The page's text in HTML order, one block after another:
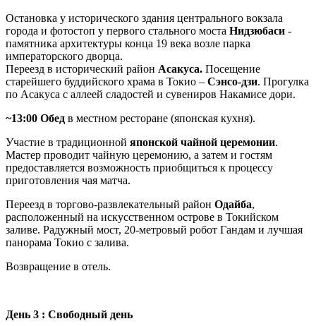
Остановка у исторического здания центрального вокзала
города и фотостоп у первого стального моста Нидзюбаси -
памятника архитектуры конца 19 века возле парка
императорского дворца.
Переезд в исторический район Асакуса. Посещение
старейшего буддийского храма в Токио – Сэнсо-дзи. Прогулка
по Асакуса с аллеей сладостей и сувениров Накамисе дори.
~13:00 Обед в местном ресторане (японская кухня).
Участие в традиционной японской чайной церемонии.
Мастер проводит чайную церемонию, а затем и гостям
предоставляется возможность приобщиться к процессу
приготовления чая матча.
Переезд в торгово-развлекательный район Одайба,
расположенный на искусственном острове в Токийском
заливе. Радужный мост, 20-метровый робот Гандам и лучшая
панорама Токио с залива.
Возвращение в отель.
День 3 : Свободный день